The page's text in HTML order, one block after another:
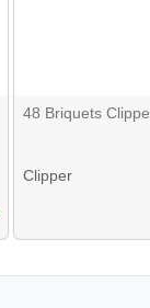
48 Briquets
Clipper